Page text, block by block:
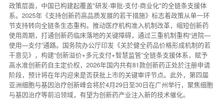
政策层面，中国已构建起覆盖"研发-审批-支付-商业化"的全链条支援体
系。2025年《支持创新药高品质发展的若干措施》标志着政策从单一环
节支持转向全链条生态重构。推动医疗机构准入机制改革，缩短创新药
使用周期，打通创新药临床落地的关键障碍，通过三重机制重构“进院—
使用—支付”通路。国务院办公厅印发《关於健全药品价格形成机制的若
干意见》，构建“创新溢价+多元支付+智慧监管”全链条支援体系，赋予
高水准创新药自主定价权，2026年国内共有81款创新药正处於注册申请
阶段，预计将在年内迎来是否获批上市的关键审评节点。此外，第四届
亚洲细胞与基因治疗创新峰会将於4月29日至30日在广州举行，聚焦细胞
与基因治疗等前沿领域，有望为创新药产业注入新的技术催化。